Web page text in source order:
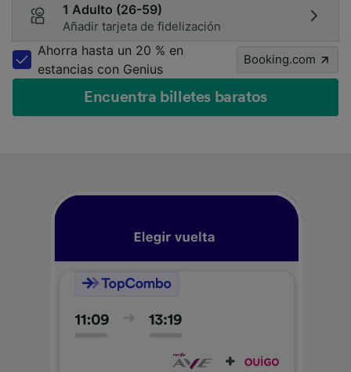
1 Adulto (26-59)
Añadir tarjeta de fidelización
Ahorra hasta un 20 % en
estancias con Genius
Booking.com
Encuentra billetes baratos